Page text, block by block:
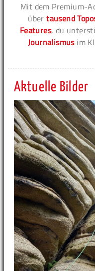
Mit dem Premium-
übertausend
Features, du
Journalismusim
Aktuelle Bilder